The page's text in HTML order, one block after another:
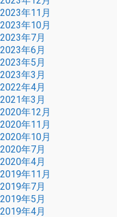
2023年11月
2023年10月
2023年7月
2023年6月
2023年5月
2023年3月
2022年4月
2021年3月
2020年12月
2020年11月
2020年10月
2020年7月
2020年4月
2019年11月
2019年7月
2019年5月
2019年4月